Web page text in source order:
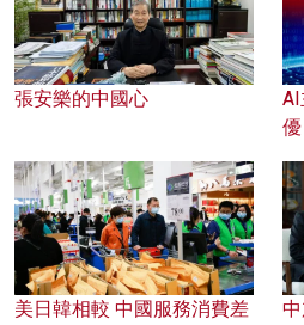
張安樂的中國心
優
美日韓相較 中國服務消費差